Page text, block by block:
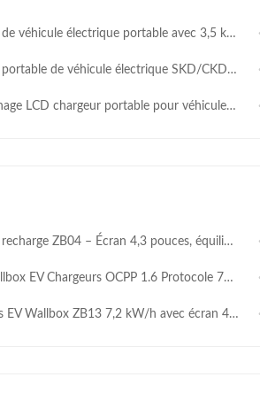
portable avec 3,5 kW/7 kW de puissance, protection IP65 et détection multi-intelligente pour véhicules électriques
de véhicule électrique SKD/CKD ZA05 avec moule privé
chargeur portable pour véhicules électriques ZA11 4 niveaux de courant réglable
ZB04 – Écran 4,3 pouces, équilibrage de charge, OCPP 1.6
Chargeurs OCPP 1.6 Protocole 7KW 9KW 11KW 250-480VAC
Wallbox ZB13 7,2 kW/h avec écran 4,3" Protocole OCPP 1.6